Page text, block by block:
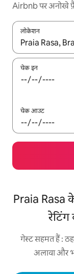
Airbnb पर अनोखे
लोकेशन
नतीजों के उपलब्ध
चेक इन
चेक आउट
Praia Rasa
गेस्ट सहमत हैं :
अलावा और